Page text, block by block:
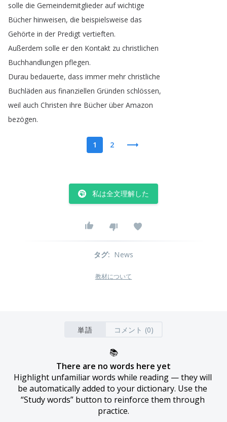
solle die Gemeindemitglieder auf wichtige
Bücher hinweisen, die beispielsweise das
Gehörte in der Predigt vertieften.
Außerdem solle er den Kontakt zu christlichen
Buchhandlungen pflegen.
Durau bedauerte, dass immer mehr christliche
Buchläden aus finanziellen Gründen schlössen,
weil auch Christen ihre Bücher über Amazon
bezögen.
1 2
私は全文理解した
タグ: News
教材について
単語 コメント (0)
📚
There are no words here yet
Highlight unfamiliar words while reading — they will
be automatically added to your dictionary. Use the
“Study words” button to reinforce them through
practice.